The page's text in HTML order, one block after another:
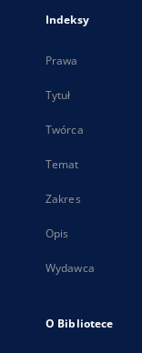
Indeksy
Prawa
Tytuł
Twórca
Temat
Zakres
Opis
Wydawca
O Bibliotece